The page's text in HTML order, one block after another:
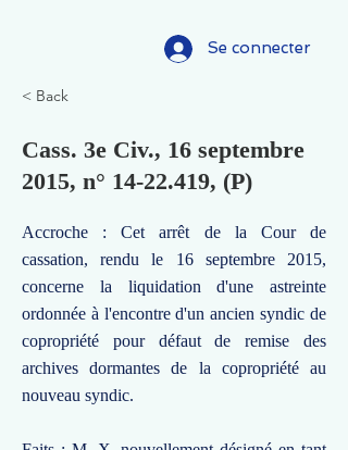
Se connecter
< Back
Cass. 3e Civ., 16 septembre
2015, n° 14-22.419, (P)
Accroche : Cet arrêt de la Cour de
cassation, rendu le 16 septembre 2015,
concerne la liquidation d'une astreinte
ordonnée à l'encontre d'un ancien syndic de
copropriété pour défaut de remise des
archives dormantes de la copropriété au
nouveau syndic.